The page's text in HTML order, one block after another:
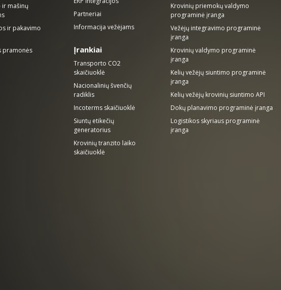
ir mašinų
ir pakavimo
pramonės
Partneriai
Informacija vežėjams
Įrankiai
Transporto CO2
skaičiuoklė
Nacionalinių švenčių
radiklis
Incoterms skaičiuoklė
Siuntų etikečių
generatorius
Krovinių tranzito laiko
skaičiuoklė
Krovinių priemokų valdymo
programinė įranga
Vežėjų integravimo programinė
įranga
Krovinių valdymo programinė
įranga
Kelių vežėjų siuntimo programinė
įranga
Kelių vežėjų krovinių siuntimo API
Dokų planavimo programinė įranga
Logistikos skyriaus programinė
įranga